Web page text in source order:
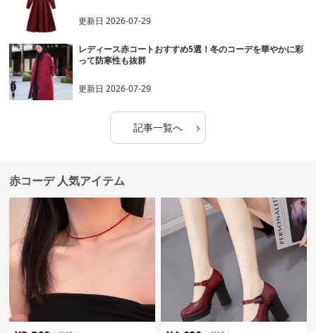
更新日2026-07-29
レディース赤コートおすすめ5選！冬のコーデを華やかに彩
って防寒性も抜群
更新日2026-07-29
記事一覧へ ›
赤コーデ 人気アイテム